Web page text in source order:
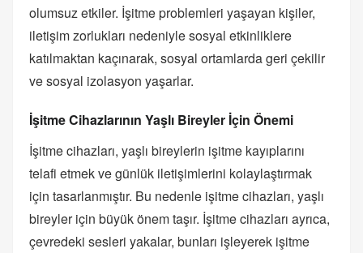
olumsuz etkiler. İşitme problemleri yaşayan kişiler,
iletişim zorlukları nedeniyle sosyal etkinliklere
katılmaktan kaçınarak, sosyal ortamlarda geri çekilir
ve sosyal izolasyon yaşarlar.
İşitme Cihazlarının Yaşlı Bireyler İçin Önemi
İşitme cihazları, yaşlı bireylerin işitme kayıplarını
telafi etmek ve günlük iletişimlerini kolaylaştırmak
için tasarlanmıştır. Bu nedenle işitme cihazları, yaşlı
bireyler için büyük önem taşır. İşitme cihazları ayrıca,
çevredeki sesleri yakalar, bunları işleyerek işitme